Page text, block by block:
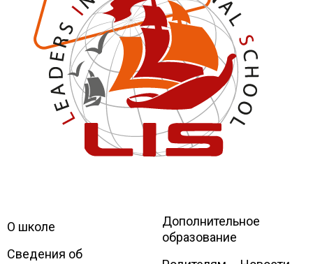
Leaders
International school
О школе
Сведения об
Дополнительное
образование